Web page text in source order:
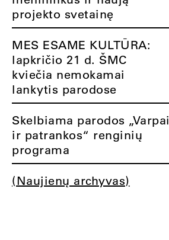
projekto svetainę
MES ESAME KULTŪRA:
lapkričio 21 d. ŠMC
kviečia nemokamai
lankytis parodose
Skelbiama parodos „Varpai
ir patrankos“ renginių
programa
(Naujienų archyvas)